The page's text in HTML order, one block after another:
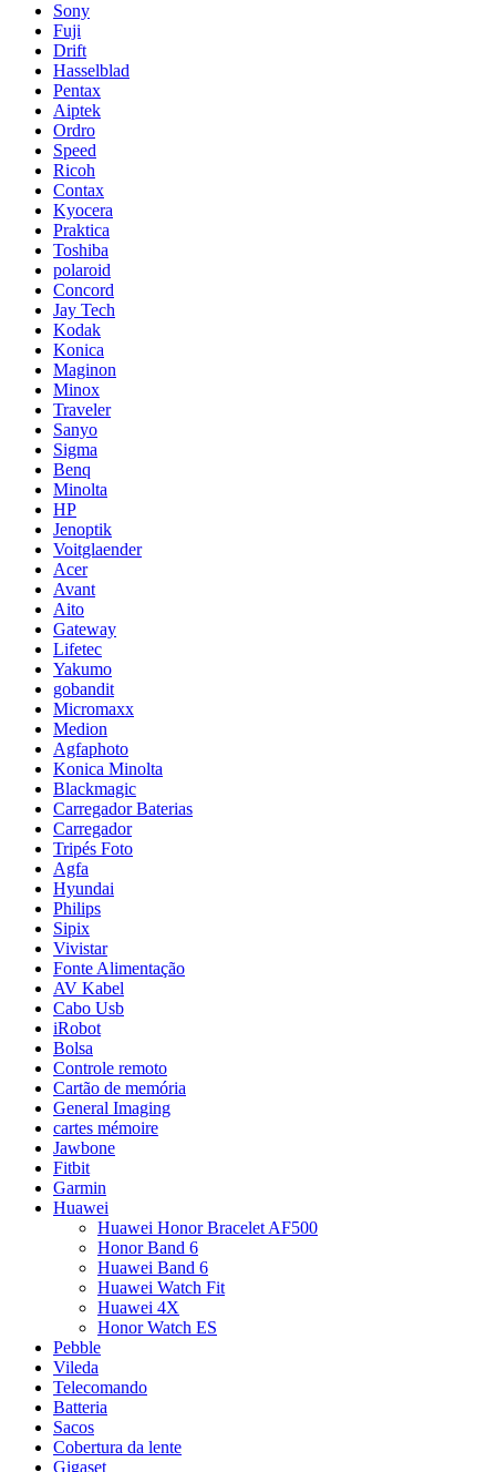
Sony
Fuji
Drift
Hasselblad
Pentax
Aiptek
Ordro
Speed
Ricoh
Contax
Kyocera
Praktica
Toshiba
polaroid
Concord
Jay Tech
Kodak
Konica
Maginon
Minox
Traveler
Sanyo
Sigma
Benq
Minolta
HP
Jenoptik
Voitglaender
Acer
Avant
Aito
Gateway
Lifetec
Yakumo
gobandit
Micromaxx
Medion
Agfaphoto
Konica Minolta
Blackmagic
Carregador Baterias
Carregador
Tripés Foto
Agfa
Hyundai
Philips
Sipix
Vivistar
Fonte Alimentação
AV Kabel
Cabo Usb
iRobot
Bolsa
Controle remoto
Cartão de memória
General Imaging
cartes mémoire
Jawbone
Fitbit
Garmin
Huawei
Huawei Honor Bracelet AF500
Honor Band 6
Huawei Band 6
Huawei Watch Fit
Huawei 4X
Honor Watch ES
Pebble
Vileda
Telecomando
Batteria
Sacos
Cobertura da lente
Gigaset